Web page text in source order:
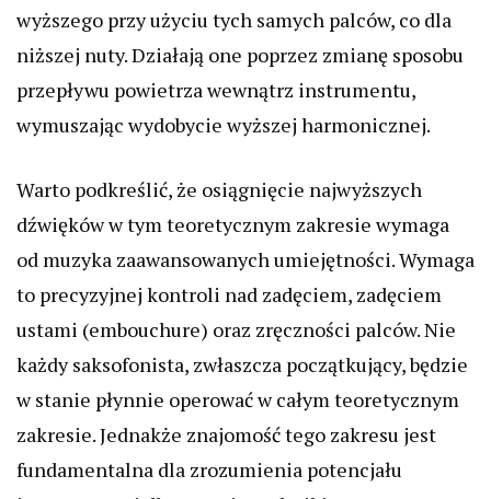
wyższego przy użyciu tych samych palców, co dla
niższej nuty. Działają one poprzez zmianę sposobu
przepływu powietrza wewnątrz instrumentu,
wymuszając wydobycie wyższej harmonicznej.
Warto podkreślić, że osiągnięcie najwyższych
dźwięków w tym teoretycznym zakresie wymaga
od muzyka zaawansowanych umiejętności. Wymaga
to precyzyjnej kontroli nad zadęciem, zadęciem
ustami (embouchure) oraz zręczności palców. Nie
każdy saksofonista, zwłaszcza początkujący, będzie
w stanie płynnie operować w całym teoretycznym
zakresie. Jednakże znajomość tego zakresu jest
fundamentalna dla zrozumienia potencjału